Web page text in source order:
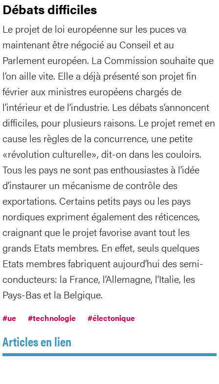
Débats difficiles
Le projet de loi européenne sur les puces va
maintenant être négocié au Conseil et au
Parlement européen. La Commission souhaite que
l’on aille vite. Elle a déjà présenté son projet fin
février aux ministres européens chargés de
l’intérieur et de l’industrie. Les débats s’annoncent
difficiles, pour plusieurs raisons. Le projet remet en
cause les règles de la concurrence, une petite
«révolution culturelle», dit-on dans les couloirs.
Tous les pays ne sont pas enthousiastes à l’idée
d’instaurer un mécanisme de contrôle des
exportations. Certains petits pays ou les pays
nordiques expriment également des réticences,
craignant que le projet favorise avant tout les
grands Etats membres. En effet, seuls quelques
Etats membres fabriquent aujourd’hui des semi-
conducteurs: la France, l’Allemagne, l’Italie, les
Pays-Bas et la Belgique.
#ue #technologie #électonique
Articles en lien